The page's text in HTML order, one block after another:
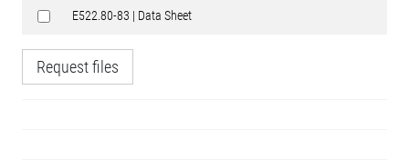
E522.80-83 | Data Sheet
Request files